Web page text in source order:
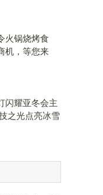
火锅烧烤食
机，等您来
闪耀亚冬会主
之光点亮冰雪